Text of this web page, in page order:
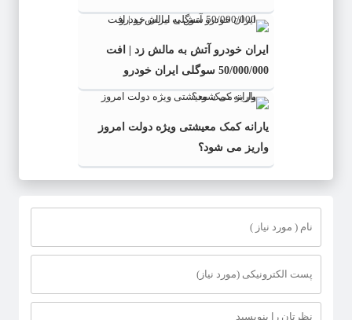
ایران خودرو آتش به مالش زد | افت
50/000/000 سوگلی ایران خودرو
یارانه کمک معیشتی ویژه دولت امروز
واریز می شود؟